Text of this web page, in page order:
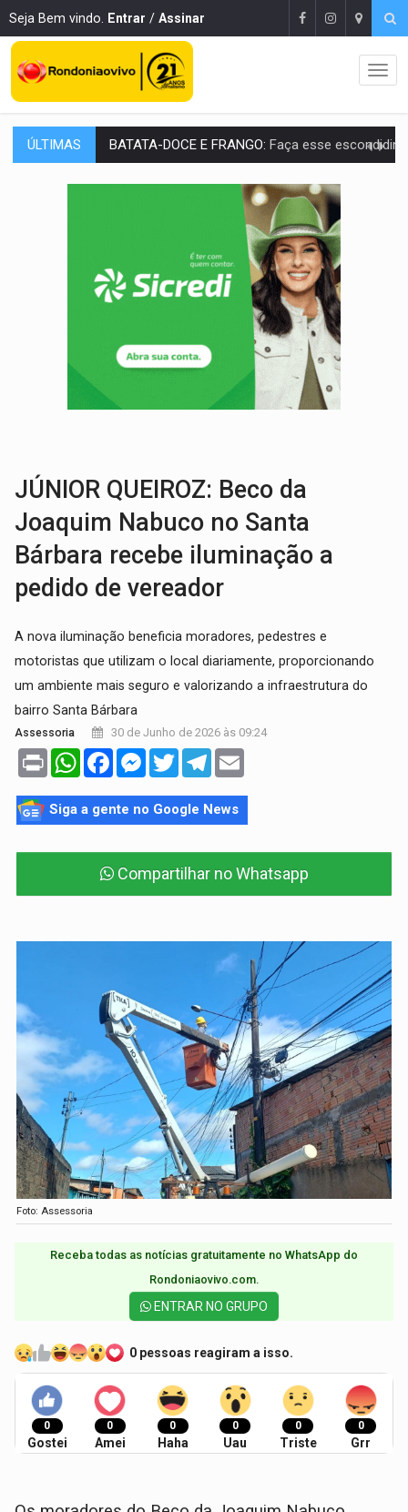
Seja Bem vindo. Entrar / Assinar
ÚLTIMAS BARREIRA NATURAL:Desmate da Amazônia corta chuvas no Sul e ameaça
:Anvisa libera venda de medicamentos pela Shopee, mas
Nova lei endurece punição por abuso sexual contra
POLUIÇÃO E RISCOS: Retirada de fiação irregular avança no país e em PVH
VÍDEO:Armado com machado, homem ameaça matar sobrinha grávida e
Homem é espancado por facção criminosa
VÍDEO:Perseguição é registrada no shopping após colombiana furtar
LUDOPATIA: Apostas online começam a afetar produtividade e rotina
JÚNIOR QUEIROZ: Beco da
Joaquim Nabuco no Santa
Bárbara recebe iluminação a
pedido de vereador
A nova iluminação beneficia moradores, pedestres e
motoristas que utilizam o local diariamente, proporcionando
um ambiente mais seguro e valorizando a infraestrutura do
bairro Santa Bárbara
Assessoria 30 de Junho de 2026 às 09:24
Print WhatsAppFacebookMessenger
TwitterTelegram
Siga a gente no Google News
Compartilhar no Whatsapp
Foto: Assessoria
Receba todas as notícias gratuitamente no WhatsApp do
Rondoniaovivo.com.​
ENTRAR NO GRUPO
0 pessoas reagiram a isso.
0
Gostei
0
Amei
0
Haha
0
Uau
0
Triste
0
Grr